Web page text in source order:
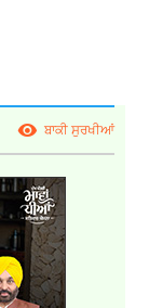
ਬਾਕੀ ਸੁਰਖੀਆਂ